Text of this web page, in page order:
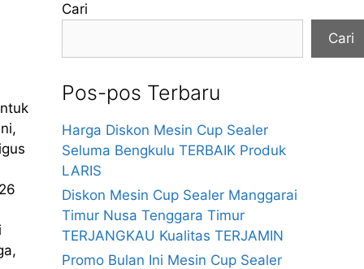
Cari
Cari
Pos-pos Terbaru
Harga Diskon Mesin Cup Sealer
Seluma Bengkulu TERBAIK Produk
LARIS
Diskon Mesin Cup Sealer Manggarai
Timur Nusa Tenggara Timur
TERJANGKAU Kualitas TERJAMIN
Promo Bulan Ini Mesin Cup Sealer